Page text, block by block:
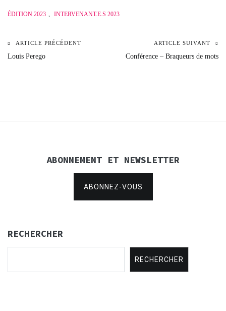
ÉDITION 2023 , INTERVENANT.E.S 2023
Navigation
ARTICLE PRÉCÉDENT
Louis Perego
ARTICLE SUIVANT
Conférence – Braqueurs de mots
ABONNEMENT ET NEWSLETTER
ABONNEZ-VOUS
RECHERCHER
RECHERCHER